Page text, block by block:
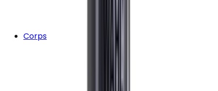
Corps